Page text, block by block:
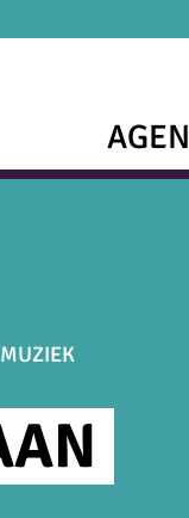
MUZIEK